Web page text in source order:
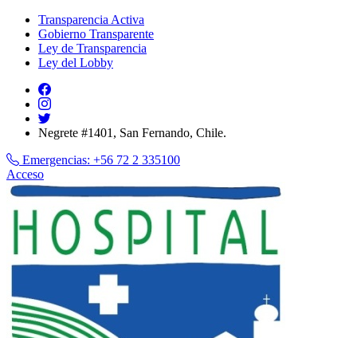
Transparencia Activa
Gobierno Transparente
Ley de Transparencia
Ley del Lobby
Negrete #1401, San Fernando, Chile.
Emergencias: +56 72 2 335100
Acceso